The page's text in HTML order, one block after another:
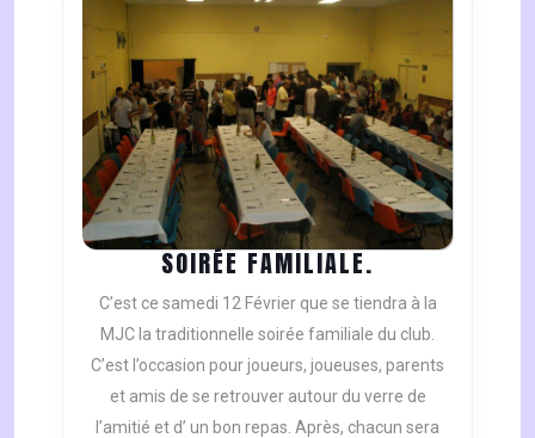
SOIRÉE FAMILIALE.SOIRÉE
FAMILIALE.
C’est ce samedi 12 Février que se tiendra à la
MJC la traditionnelle soirée familiale du club.
C’est l’occasion pour joueurs, joueuses, parents
et amis de se retrouver autour du verre de
l’amitié et d’ un bon repas. Après, chacun sera